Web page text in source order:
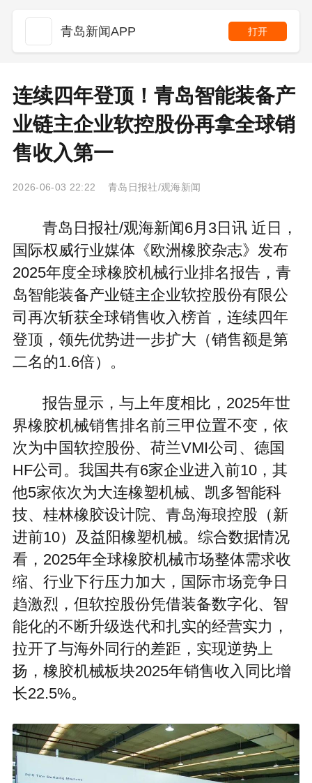
青岛新闻APP 打开
连续四年登顶！青岛智能装备产
业链主企业软控股份再拿全球销
售收入第一
2026-06-03 22:22 青岛日报社/观海新闻
青岛日报社/观海新闻6月3日讯 近日，
国际权威行业媒体《欧洲橡胶杂志》发布
2025年度全球橡胶机械行业排名报告，青
岛智能装备产业链主企业软控股份有限公
司再次斩获全球销售收入榜首，连续四年
登顶，领先优势进一步扩大（销售额是第
二名的1.6倍）。
报告显示，与上年度相比，2025年世
界橡胶机械销售排名前三甲位置不变，依
次为中国软控股份、荷兰VMI公司、德国
HF公司。我国共有6家企业进入前10，其
他5家依次为大连橡塑机械、凯多智能科
技、桂林橡胶设计院、青岛海琅控股（新
进前10）及益阳橡塑机械。综合数据情况
看，2025年全球橡胶机械市场整体需求收
缩、行业下行压力加大，国际市场竞争日
趋激烈，但软控股份凭借装备数字化、智
能化的不断升级迭代和扎实的经营实力，
拉开了与海外同行的差距，实现逆势上
扬，橡胶机械板块2025年销售收入同比增
长22.5%。